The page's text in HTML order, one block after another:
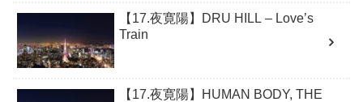
【17.夜寛陽】DRU HILL – Love’s
Train
【17.夜寛陽】HUMAN BODY, THE